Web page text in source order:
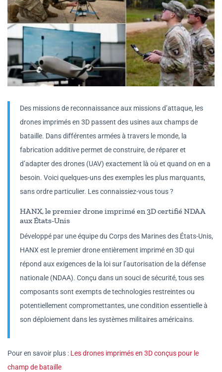
Des missions de reconnaissance aux missions d’attaque, les
drones imprimés en 3D passent des usines aux champs de
bataille. Dans différentes armées à travers le monde, la
fabrication additive permet de construire, de réparer et
d’adapter des drones (UAV) exactement là où et quand on en a
besoin. Voici quelques-uns des exemples les plus marquants,
sans ordre particulier. Les connaissiez-vous tous ?
HANX, le premier drone imprimé en 3D certifié NDAA
aux États-Unis
Développé par une équipe du Corps des Marines des États-Unis,
HANX est le premier drone entièrement imprimé en 3D qui
répond aux exigences de la loi sur l’autorisation de la défense
nationale (NDAA). Conçu dans un souci de sécurité, tous ses
composants sont exempts de technologies restreintes ou
potentiellement compromettantes, une condition essentielle à
son déploiement dans les systèmes militaires américains.
Pour en savoir plus : Les drones imprimés en 3D conçus pour le
champ de bataille